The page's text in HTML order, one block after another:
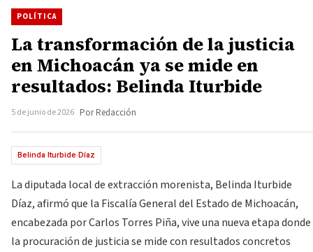
POLÍTICA
La transformación de la justicia
en Michoacán ya se mide en
resultados: Belinda Iturbide
5 de junio de 2026 Por Redacción
Belinda Iturbide Díaz
La diputada local de extracción morenista, Belinda Iturbide
Díaz, afirmó que la Fiscalía General del Estado de Michoacán,
encabezada por Carlos Torres Piña, vive una nueva etapa donde
la procuración de justicia se mide con resultados concretos